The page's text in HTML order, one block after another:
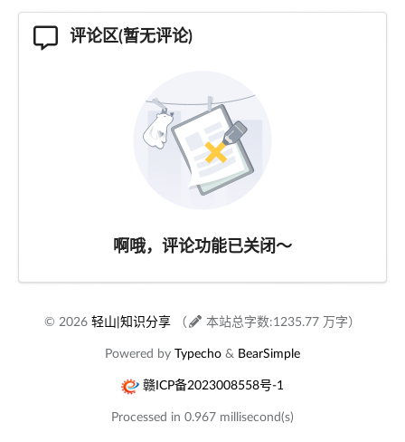
评论区(暂无评论)
啊哦，评论功能已关闭～
© 2026轻山|知识分享 （ 本站总字数:1235.77 万字）
Powered by Typecho & BearSimple
赣ICP备2023008558号-1
Processed in 0.967 millisecond(s)